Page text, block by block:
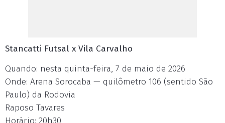
Stancatti Futsal x Vila Carvalho
Quando: nesta quinta-feira, 7 de maio de 2026
Onde: Arena Sorocaba — quilômetro 106 (sentido São
Paulo) da Rodovia
Raposo Tavares
Horário: 20h30